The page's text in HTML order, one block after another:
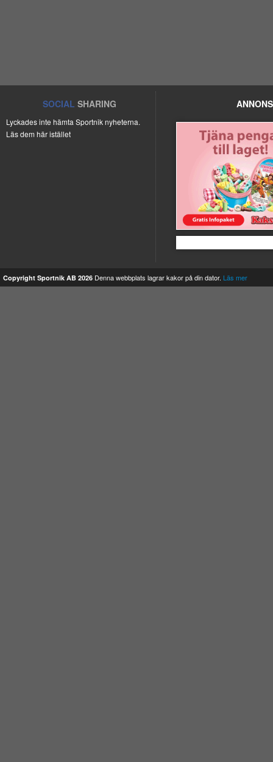
SOCIAL SHARING
Lyckades inte hämta Sportnik nyheterna.
Läs dem här istället
Copyright Sportnik AB 2026 Denna webbplats lagrar kakor på din dator. Läs mer